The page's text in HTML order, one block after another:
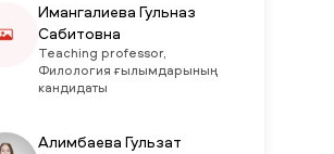
Имангалиева Гульназ
Сабитовна
Teaching professor,
Филология ғылымдарының
кандидаты
Алимбаева Гульзат